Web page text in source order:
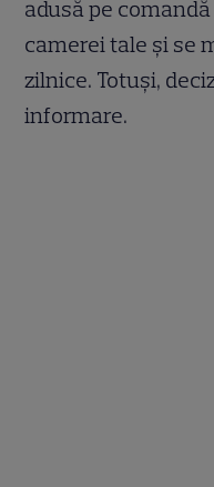
adusă pe
camerei tale și se
zilnice. Totuși,
informare.